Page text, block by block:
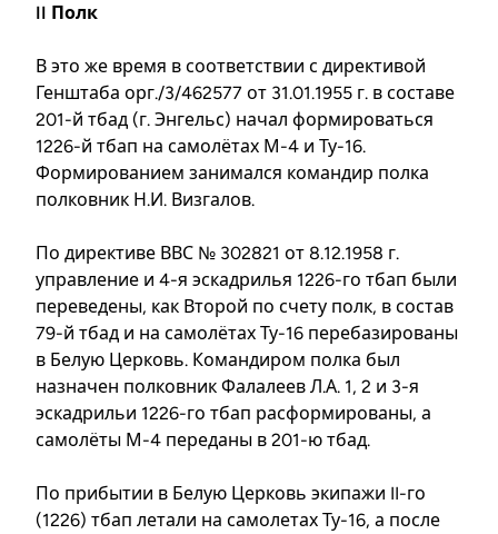
II Полк
В это же время в соответствии с директивой
Генштаба орг./3/462577 от 31.01.1955 г. в составе
201-й тбад (г. Энгельс) начал формироваться
1226-й тбап на самолётах М-4 и Ту-16.
Формированием занимался командир полка
полковник Н.И. Визгалов.
По директиве ВВС № 302821 от 8.12.1958 г.
управление и 4-я эскадрилья 1226-го тбап были
переведены, как Второй по счету полк, в состав
79-й тбад и на самолётах Ту-16 перебазированы
в Белую Церковь. Командиром полка был
назначен полковник Фалалеев Л.А. 1, 2 и 3-я
эскадрильи 1226-го тбап расформированы, а
самолёты М-4 переданы в 201-ю тбад.
По прибытии в Белую Церковь экипажи II-го
(1226) тбап летали на самолетах Ту-16, а после